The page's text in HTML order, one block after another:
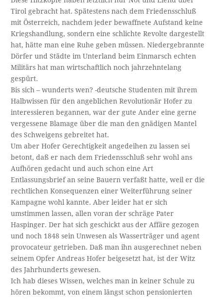
Tirol gebracht hat. Spätestens nach dem Friedensschluß
mit Österreich, nachdem jeder bewaffnete Aufstand keine
Kriegshandlung, sondern eine schlichte Revolte dargestellt
hat, hätte man eine Ruhe geben müssen. Niedergebrannte
Dörfer und Städte im Unterland beim Einmarsch echten
Militärs hat man wirtschaftlich noch jahrzehntelang
gespürt.
Bis sich – wunderts wen? -deutsche Studenten mit ihrem
Halbwissen für den angeblichen Revolutionär Hofer zu
interessieren begannen, war der gute Ander eine gerne
vergessene Blamage über die man den gnädigen Mantel
des Schweigens gebreitet hat.
Um aber Hofer Gerechtigkeit angedeihen zu lassen sei
betont, daß er nach dem Friedensschluß sehr wohl ans
Aufhören gedacht und auch schon eine Art
Entlassungsbrief an seine Bauern verfaßt hatte, weil er die
rechtlichen Konsequenzen einer Weiterführung seiner
Kampagne wohl kannte. Aber leider hat er sich
umstimmen lassen, allen voran der schräge Pater
Haspinger. Der hat sich geschickt aus der Affäre gezogen
und noch 1848 sein Unwesen als Wasserträger und agent
provocateur getrieben. Daß man ihn ausgerechnet neben
seinem Opfer Andreas Hofer beigesetzt hat, ist der Witz
des Jahrhunderts gewesen.
Ich hab dieses Wissen, welches man in keiner Schule zu
hören bekommt, von einem längst schon pensionierten